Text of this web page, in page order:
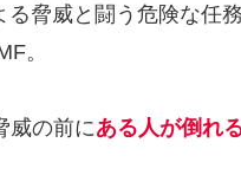
脅威と闘う危険な任
。
威の前にある人が倒れ